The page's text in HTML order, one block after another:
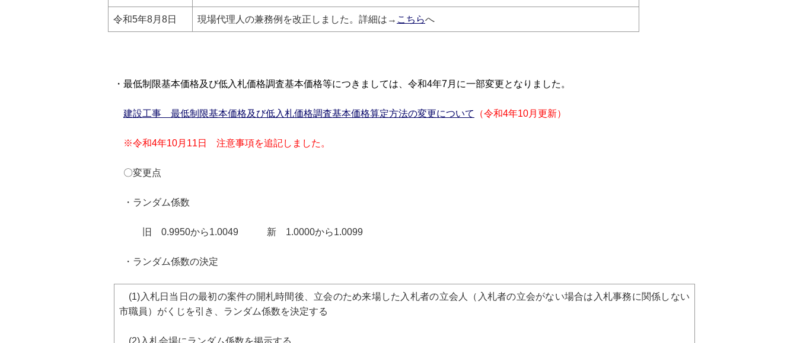
令和5年8月8日 現場代理人の兼務例を改正しました。詳細は→ こちらへ
・最低制限基本価格及び低入札価格調査基本価格等につきましては、令和4年7月に一部変更となりました。
建設工事 最低制限基本価格及び低入札価格調査基本価格算定方法の変更について （令和4年10月更新）
※令和4年10月11日 注意事項を追記しました。
〇変更点
・ランダム係数
旧 0.9950から1.0049 新 1.0000から1.0099
・ランダム係数の決定
(1)入札日当日の最初の案件の開札時間後、立会のため来場した入札者の立会人（入札者の立会がない場合は入札事務に関係しない
市職員）がくじを引き、ランダム係数を決定する
(2)入札会場にランダム係数を掲示する